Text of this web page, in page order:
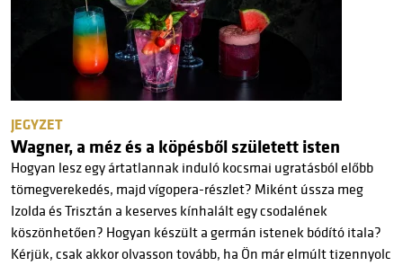
JEGYZET
Wagner, a méz és a köpésből született isten
Hogyan lesz egy ártatlannak induló kocsmai ugratásból előbb
tömegverekedés, majd vígopera-részlet? Miként ússza meg
Izolda és Trisztán a keserves kínhalált egy csodalének
köszönhetően? Hogyan készült a germán istenek bódító itala?
Kérjük, csak akkor olvasson tovább, ha Ön már elmúlt tizennyolc